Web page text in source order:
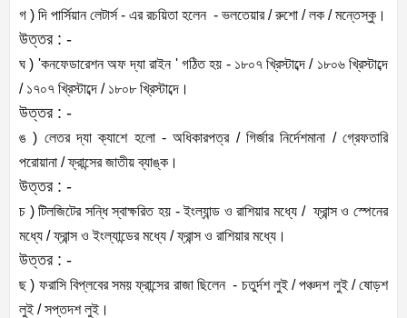
গ ) দি পার্সিয়ান লেটার্স - এর রচয়িতা হলেন - ভলতেয়ার / রুশো / লক / মন্তেস্কু।
উত্তর : -
ঘ ) 'কনফেডারেশন অফ দ্যা রাইন ' গঠিত হয় - ১৮০৭ খ্রিস্টাব্দে / ১৮০৬ খ্রিস্টাব্দে
/ ১৭০৭ খ্রিস্টাব্দে / ১৮০৮ খ্রিস্টাব্দে।
উত্তর : -
ঙ ) লেতর দ্যা ক্যাশে হলো - অধিকারপত্র / গির্জার নির্দেশমানা / গ্রেফতারি
পরোয়ানা / ফ্রান্সের জাতীয় ব্যাঙ্ক।
উত্তর : -
চ ) টিলজিটের সন্ধি স্বাক্ষরিত হয় - ইংল্যান্ড ও রাশিয়ার মধ্যে / ফ্রান্স ও স্পেনের
মধ্যে / ফ্রান্স ও ইংল্যান্ডের মধ্যে / ফ্রান্স ও রাশিয়ার মধ্যে।
উত্তর : -
ছ ) ফরাসি বিপ্লবের সময় ফ্রান্সের রাজা ছিলেন - চতুর্দশ লুই / পঞ্চদশ লুই / ষোড়শ
লুই / সপ্তদশ লুই।